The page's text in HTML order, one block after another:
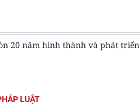
20 năm hình thành và phát triển
LUẬT